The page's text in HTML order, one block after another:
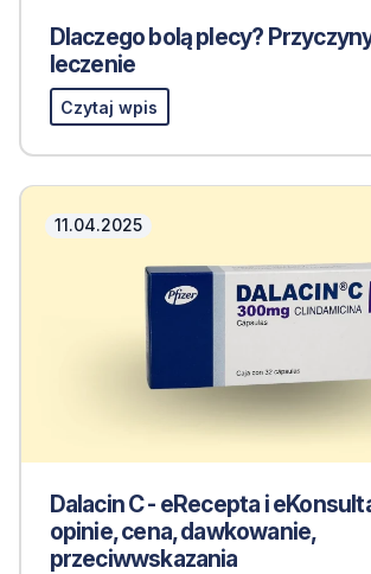
Dlaczego bolą plecy?
leczenie
Czytaj wpis
11.04.2025
Dalacin C - eRecepta i
opinie, cena, dawkowanie,
przeciwwskazania